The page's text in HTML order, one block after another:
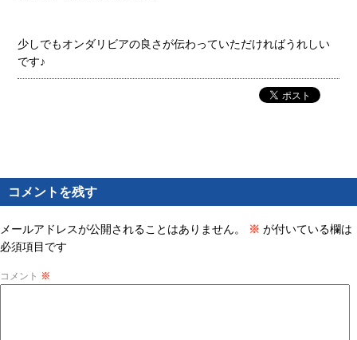
少しでもオンダリビアの良さが伝わっていただければうれしい
です♪
コメントを残す
メールアドレスが公開されることはありません。 ※ が付いている欄は
必須項目です
コメント ※